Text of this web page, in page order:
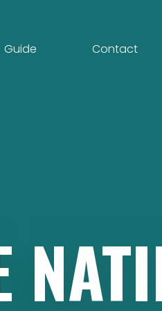
Guide Contact